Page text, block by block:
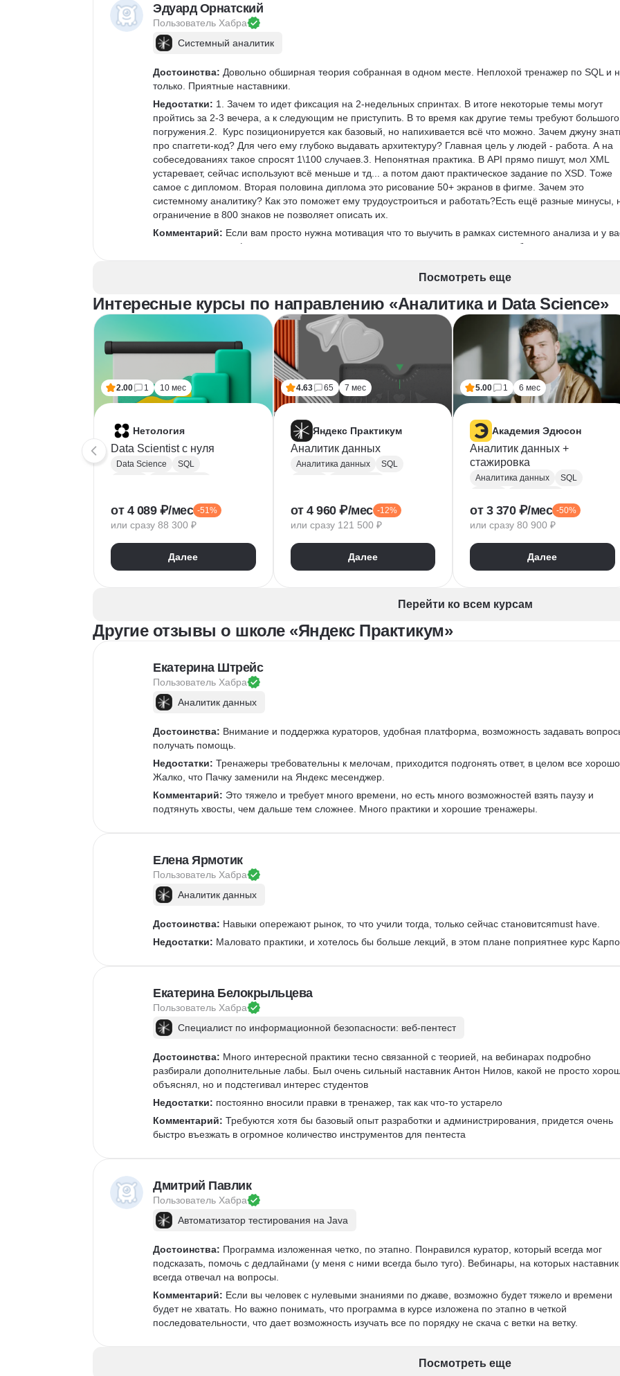
Эдуард Орнатский
Пользователь Хабра
Системный аналитик
Достоинства: Довольно обширная теория собранная в одном месте. Неплохой тренажер по SQL и
только. Приятные наставники.
Недостатки: 1. Зачем то идет фиксация на 2-недельных спринтах. В итоге некоторые темы могут
пройтись за 2-3 вечера, а к следующим не приступить. В то время как другие темы требуют большого
погружения.2.  Курс позиционируется как базовый, но напихивается всё что можно. Зачем джуну
про спаггети-код? Для чего ему глубоко выдавать архитектуру? Главная цель у людей - работа. А на
собеседованиях такое спросят 1\100 случаев.3. Непонятная практика. В API прямо пишут, мол XML
устаревает, сейчас используют всё меньше и тд... а потом дают практическое задание по XSD. Тоже
самое с дипломом. Вторая половина диплома это рисование 50+ экранов в фигме. Зачем это
системному аналитику? Как это поможет ему трудоустроиться и работать?Есть ещё разные минусы,
ограничение в 800 знаков не позволяет описать их.
Комментарий: Если вам просто нужна мотивация что то выучить в рамках системного анализа и у
есть друзья из профессии или вы сами уже что-то знаете и понимаете, что вам будет полезно, а что
можно получить неплохую обратную связь от ревьюверов и наставников, если допытывать их
лишних знаний, которые дай бог пригодятся один раз за всю вашу карьеру.  За сумму курса можно
ментора, который по цене 5к\час проведет с вами 25-30 занятий и объяснит всё в разы лучше,
Посмотреть еще
Интересные курсы по направлению «Аналитика и Data Science»
2.00 1 10 мес
Нетология
Data Scientist с нуля
Data Science
SQL
Парсинг
Keras
Машинное обучение
Нейронные сети
Pandas
Очистка данных
Извлечение данных
Аналитика данных
от 4 089 ₽/мес -51%
или сразу 88 300 ₽
Далее
4.63 65 7 мес
Яндекс Практикум
Аналитик данных
Аналитика данных
SQL
MatPlotLib
NumPy
Pandas
Google Таблицы
от 4 960 ₽/мес -12%
или сразу 121 500 ₽
Далее
5.00 1 6 мес
Академия Эдюсон
Аналитик данных +
стажировка
Аналитика данных
SQL
Алгоритмы и структуры данных
Power BI
Tableau
Microsoft Excel
Юнит-экономика
от 3 370 ₽/мес -50%
или сразу 80 900 ₽
Далее
Перейти ко всем курсам
Другие отзывы о школе «Яндекс Практикум»
Екатерина Штрейс
Пользователь Хабра
Аналитик данных
Достоинства: Внимание и поддержка кураторов, удобная платформа, возможность задавать
получать помощь.
Недостатки: Тренажеры требовательны к мелочам, приходится подгонять ответ, в целом все хорошо.
Жалко, что Пачку заменили на Яндекс месенджер.
Комментарий: Это тяжело и требует много времени, но есть много возможностей взять паузу и
подтянуть хвосты, чем дальше тем сложнее. Много практики и хорошие тренажеры.
Елена Ярмотик
Пользователь Хабра
Аналитик данных
Достоинства: Навыки опережают рынок, то что учили тогда, только сейчас становитсяmust have.
Недостатки: Маловато практики, и хотелось бы больше лекций, в этом плане поприятнее курс
Екатерина Белокрыльцева
Пользователь Хабра
Специалист по информационной безопасности: веб-пентест
Достоинства: Много интересной практики тесно связанной с теорией, на вебинарах подробно
разбирали дополнительные лабы. Был очень сильный наставник Антон Нилов, какой не просто
объяснял, но и подстегивал интерес студентов
Недостатки: постоянно вносили правки в тренажер, так как что-то устарело
Комментарий: Требуются хотя бы базовый опыт разработки и администрирования, придется очень
быстро въезжать в огромное количество инструментов для пентеста
Дмитрий Павлик
Пользователь Хабра
Автоматизатор тестирования на Java
Достоинства: Программа изложенная четко, по этапно. Понравился куратор, который всегда мог
подсказать, помочь с дедлайнами (у меня с ними всегда было туго). Вебинары, на которых наставник
всегда отвечал на вопросы.
Комментарий: Если вы человек с нулевыми знаниями по джаве, возможно будет тяжело и времени
будет не хватать. Но важно понимать, что программа в курсе изложена по этапно в четкой
последовательности, что дает возможность изучать все по порядку не скача с ветки на ветку.
Посмотреть еще